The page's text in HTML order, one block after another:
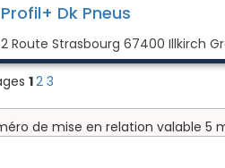
Profil+ Dk Pneus
2 Route Strasbourg 67400 Illkirch
12 3
de mise en relation valable 5